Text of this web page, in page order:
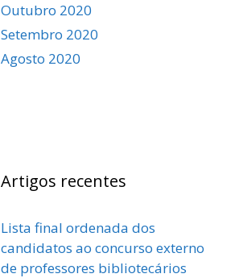
Outubro 2020
Setembro 2020
Agosto 2020
Artigos recentes
Lista final ordenada dos
candidatos ao concurso externo
de professores bibliotecários